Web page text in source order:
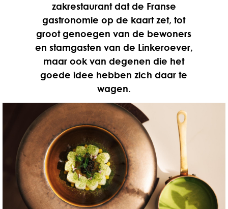
zakrestaurant dat de Franse
gastronomie op de kaart zet, tot
groot genoegen van de bewoners
en stamgasten van de Linkeroever,
maar ook van degenen die het
goede idee hebben zich daar te
wagen.